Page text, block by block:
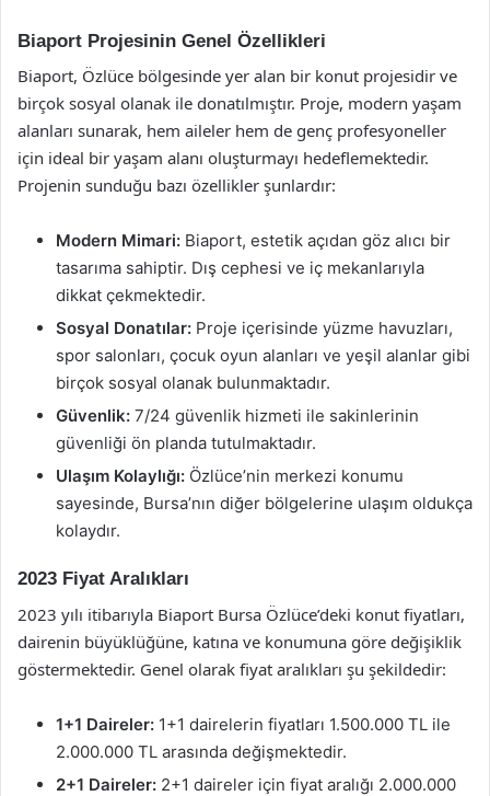
Biaport Projesinin Genel Özellikleri
Biaport, Özlüce bölgesinde yer alan bir konut projesidir ve
birçok sosyal olanak ile donatılmıştır. Proje, modern yaşam
alanları sunarak, hem aileler hem de genç profesyoneller
için ideal bir yaşam alanı oluşturmayı hedeflemektedir.
Projenin sunduğu bazı özellikler şunlardır:
Modern Mimari: Biaport, estetik açıdan göz alıcı bir
tasarıma sahiptir. Dış cephesi ve iç mekanlarıyla
dikkat çekmektedir.
Sosyal Donatılar: Proje içerisinde yüzme havuzları,
spor salonları, çocuk oyun alanları ve yeşil alanlar gibi
birçok sosyal olanak bulunmaktadır.
Güvenlik: 7/24 güvenlik hizmeti ile sakinlerinin
güvenliği ön planda tutulmaktadır.
Ulaşım Kolaylığı: Özlüce’nin merkezi konumu
sayesinde, Bursa’nın diğer bölgelerine ulaşım oldukça
kolaydır.
2023 Fiyat Aralıkları
2023 yılı itibarıyla Biaport Bursa Özlüce’deki konut fiyatları,
dairenin büyüklüğüne, katına ve konumuna göre değişiklik
göstermektedir. Genel olarak fiyat aralıkları şu şekildedir:
1+1 Daireler: 1+1 dairelerin fiyatları 1.500.000 TL ile
2.000.000 TL arasında değişmektedir.
2+1 Daireler: 2+1 daireler için fiyat aralığı 2.000.000